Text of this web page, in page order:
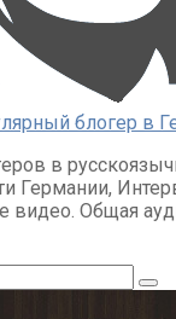
блогер в
в
Германии,
Общая